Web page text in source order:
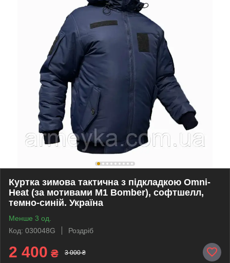
Куртка зимова тактична з підкладкою Omni-
Heat (за мотивами M1 Bomber), софтшелл,
темно-синій. Україна
Менше 3 од.
Код: 030048G
Роздріб
2 400 ₴ 3 000 ₴